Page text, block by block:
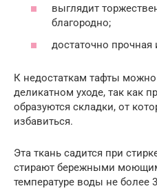
выглядит
благородно;
достаточно прочная
К недостаткам тафты
деликатном уходе, так как
образуются складки, от
избавиться.
Эта ткань садится при
стирают бережными
температуре воды не более